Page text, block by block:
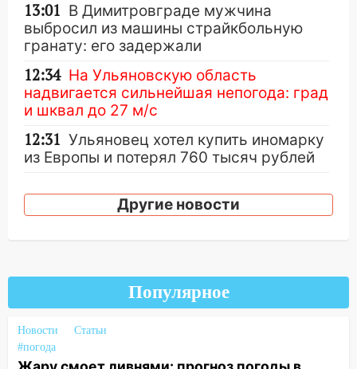
13:01 В Димитровграде мужчина
выбросил из машины страйкбольную
гранату: его задержали
12:34 На Ульяновскую область
надвигается сильнейшая непогода: град
и шквал до 27 м/с
12:31 Ульяновец хотел купить иномарку
из Европы и потерял 760 тысяч рублей
столкнулись «Лада» и Chevrolet:
пострадал 14-летний подросток
Заснул рядом с ребёнком и
приговор
11:38 В Ленинском районе пожар
Другие новости
Популярное
Новости
Статьи
#погода